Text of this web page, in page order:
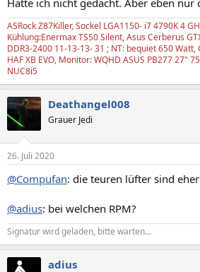
ASRock Z87Killer, Sockel LGA1150- i7 4790K 4
Kühlung:Enermax TS50 Silent, Asus Cerberus
DDR3-2400 11-13-13- 31 ; NT: bequiet 650
HAF XB EVO, Monitor: WQHD ASUS PB277 27"
NUC8i5
Deathangel008
Grauer Jedi
26. Juli 2020
@Compufan: die teuren lüfter sind
@adius: bei welchen RPM?
Signatur wird geladen, bitte warten...
adius